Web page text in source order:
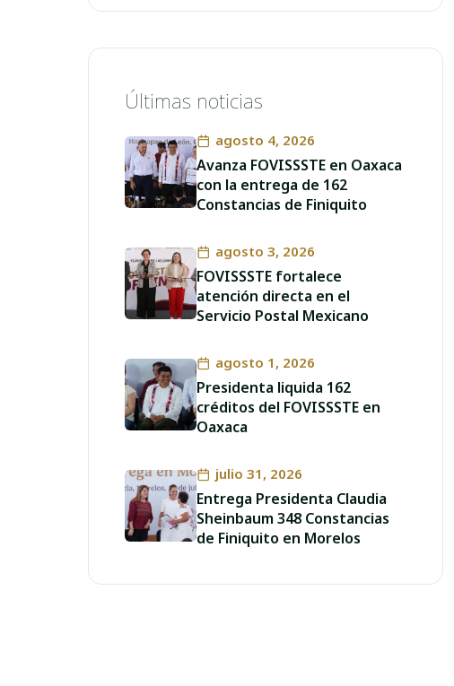
Últimas noticias
agosto 4, 2026
Avanza FOVISSSTE en Oaxaca
con la entrega de 162
Constancias de Finiquito
agosto 3, 2026
FOVISSSTE fortalece
atención directa en el
Servicio Postal Mexicano
agosto 1, 2026
Presidenta liquida 162
créditos del FOVISSSTE en
Oaxaca
julio 31, 2026
Entrega Presidenta Claudia
Sheinbaum 348 Constancias
de Finiquito en Morelos